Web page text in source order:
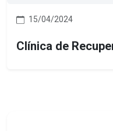
15/04/2024
Clínica de